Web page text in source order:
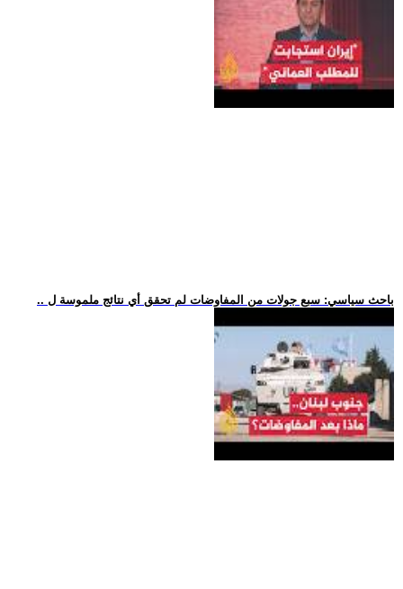
.. باحث سياسي: سبع جولات من المفاوضات لم تحقق أي نتائج ملموسة ل